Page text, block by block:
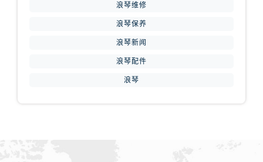
浪琴维修
浪琴保养
浪琴新闻
浪琴配件
浪琴